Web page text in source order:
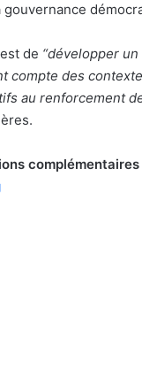
de “développer
compte des
au renforcement